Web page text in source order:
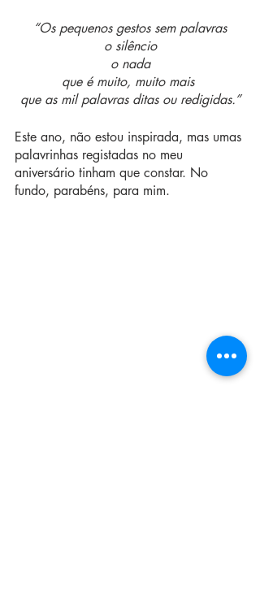
“Os pequenos gestos sem palavras
o silêncio
o nada
que é muito, muito mais
que as mil palavras ditas ou redigidas.”
Este ano, não estou inspirada, mas umas
palavrinhas registadas no meu
aniversário tinham que constar. No
fundo, parabéns, para mim.